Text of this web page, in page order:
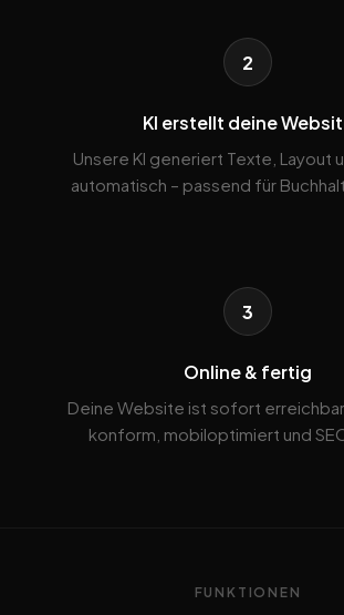
2
KI erstellt deine
Unsere KI generiert Texte, Layout
automatisch – passend für
3
Online & fertig
Deine Website ist sofort
konform, mobiloptimiert und
FUNKTIONEN